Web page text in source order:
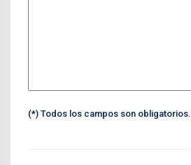
(*) Todos los campos son obligatorios.